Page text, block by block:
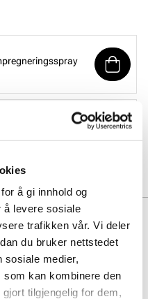
å gi innhold og
å levere sosiale
trafikken vår. Vi deler
du bruker nettstedet
sosiale medier,
som kan kombinere den
tilgjengelig for dem,
på utsiden for en perfekt
strikken gir en utrolig
fritt hele dagen. Bootsen er